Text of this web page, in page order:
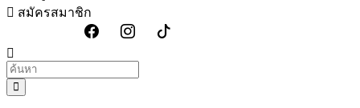
สมัครสมาชิก